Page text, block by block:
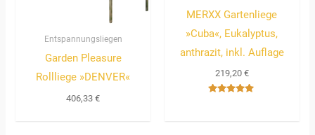
Entspannungsliegen
Garden Pleasure
Rollliege »DENVER«
406,33€
MERXX Gartenliege
»Cuba«, Eukalyptus,
anthrazit, inkl. Auflage
219,20 €